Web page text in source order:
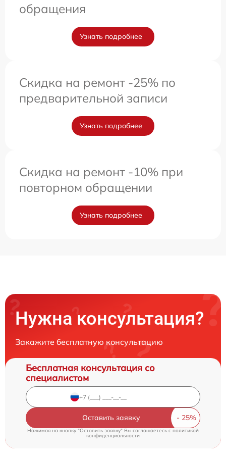
обращения
Узнать подробнее
Скидка на ремонт -25% по
предварительной записи
Узнать подробнее
Скидка на ремонт -10% при
повторном обращении
Узнать подробнее
Нужна консультация?
Закажите бесплатную консультацию
Бесплатная консультация со
специалистом
Оставить заявку
Нажимая на кнопку "Оставить заявку" Вы соглашаетесь cполитикой
конфиденциальности